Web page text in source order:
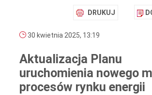
DRUKUJ
30 kwietnia 2025, 13:19
Aktualizacja Planu
uruchomienia nowego
procesów rynku energii